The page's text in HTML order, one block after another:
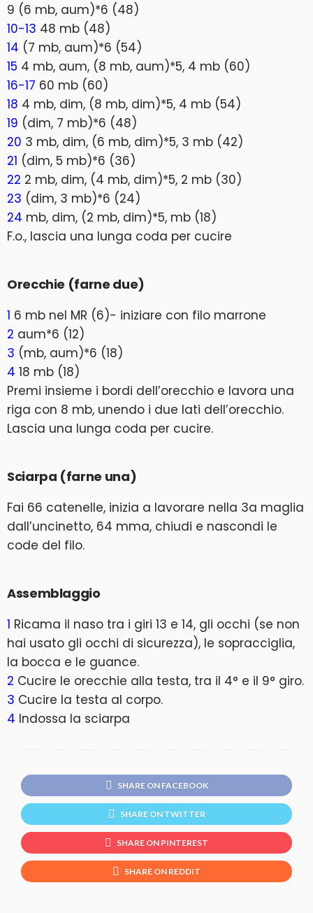
9 (6 mb, aum)*6 (48)
10-13 48 mb (48)
14 (7 mb, aum)*6 (54)
15 4 mb, aum, (8 mb, aum)*5, 4 mb (60)
16-17 60 mb (60)
18 4 mb, dim, (8 mb, dim)*5, 4 mb (54)
19 (dim, 7 mb)*6 (48)
20 3 mb, dim, (6 mb, dim)*5, 3 mb (42)
21 (dim, 5 mb)*6 (36)
22 2 mb, dim, (4 mb, dim)*5, 2 mb (30)
23 (dim, 3 mb)*6 (24)
24 mb, dim, (2 mb, dim)*5, mb (18)
F.o., lascia una lunga coda per cucire
Orecchie (farne due)
1 6 mb nel MR (6)- iniziare con filo marrone
2 aum*6 (12)
3 (mb, aum)*6 (18)
4 18 mb (18)
Premi insieme i bordi dell’orecchio e lavora una
riga con 8 mb, unendo i due lati dell’orecchio.
Lascia una lunga coda per cucire.
Sciarpa (farne una)
Fai 66 catenelle, inizia a lavorare nella 3a maglia
dall’uncinetto, 64 mma, chiudi e nascondi le
code del filo.
Assemblaggio
1 Ricama il naso tra i giri 13 e 14, gli occhi (se non
hai usato gli occhi di sicurezza), le sopracciglia,
la bocca e le guance.
2 Cucire le orecchie alla testa, tra il 4° e il 9° giro.
3 Cucire la testa al corpo.
4 Indossa la sciarpa
SHARE ON FACEBOOK
SHARE ON TWITTER
SHARE ON PINTEREST
SHARE ON REDDIT